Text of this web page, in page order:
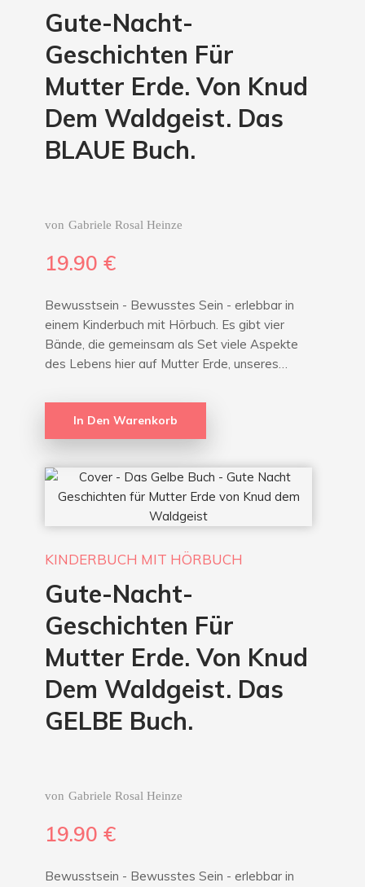
Gute-Nacht-
Geschichten Für
Mutter Erde. Von Knud
Dem Waldgeist. Das
BLAUE Buch.
von Gabriele Rosal Heinze
19.90 €
Bewusstsein - Bewusstes Sein - erlebbar in
einem Kinderbuch mit Hörbuch. Es gibt vier
Bände, die gemeinsam als Set viele Aspekte
des Lebens hier auf Mutter Erde, unseres…
In Den Warenkorb
KINDERBUCH MIT HÖRBUCH
Gute-Nacht-
Geschichten Für
Mutter Erde. Von Knud
Dem Waldgeist. Das
GELBE Buch.
von Gabriele Rosal Heinze
19.90 €
Bewusstsein - Bewusstes Sein - erlebbar in